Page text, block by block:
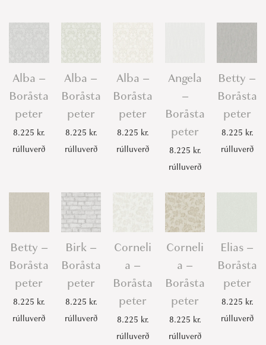
e
r
q
u
t
y
Alba –
Boråsta
peter
8.225 kr.
rúlluverð
Alba –
Boråsta
peter
8.225 kr.
rúlluverð
Alba –
Boråsta
peter
8.225 kr.
rúlluverð
Angela
–
Boråsta
peter
8.225 kr.
rúlluverð
Betty –
Boråsta
peter
8.225 kr.
rúlluverð
Betty –
Boråsta
peter
8.225 kr.
rúlluverð
Birk –
Boråsta
peter
8.225 kr.
rúlluverð
Corneli
a –
Boråsta
peter
8.225 kr.
rúlluverð
Corneli
a –
Boråsta
peter
8.225 kr.
rúlluverð
Elias –
Boråsta
peter
8.225 kr.
rúlluverð